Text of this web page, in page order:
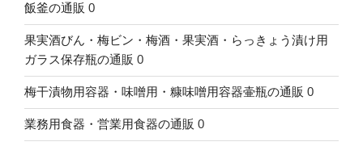
飯釜の通販 0
果実酒びん・梅ビン・梅酒・果実酒・らっきょう漬け用
ガラス保存瓶の通販 0
梅干漬物用容器・味噌用・糠味噌用容器壷瓶の通販 0
業務用食器・営業用食器の通販 0